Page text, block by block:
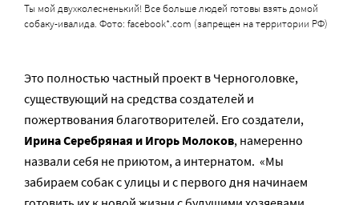
Ты мой двухколесненький! Все больше людей готовы взять домой
собаку-ивалида. Фото: facebook*.com (запрещен на территории РФ)
Это полностью частный проект в Черноголовке,
существующий на средства создателей и
пожертвования благотворителей. Его создатели,
Ирина Серебряная и Игорь Молоков, намеренно
назвали себя не приютом, а интернатом. «Мы
забираем собак с улицы и с первого дня начинаем